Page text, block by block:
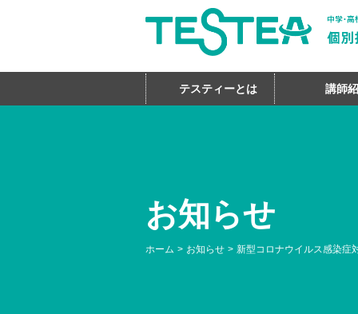
テスティーとは 講師
お知らせ
ホーム お知らせ 新型コロナウイルス感染症